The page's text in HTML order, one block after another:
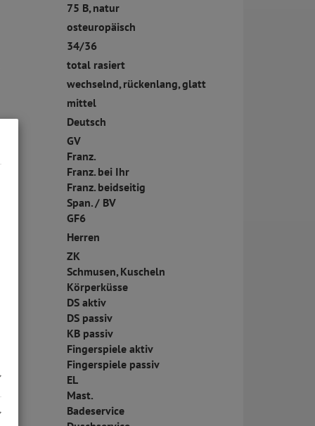
75 B, natur
osteuropäisch
34/36
total rasiert
wechselnd, rückenlang, glatt
mittel
Deutsch
GV
Franz.
Franz. bei Ihr
Franz. beidseitig
Span. / BV
GF6
Herren
ZK
Schmusen, Kuscheln
Körperküsse
DS aktiv
DS passiv
KB passiv
Fingerspiele aktiv
Fingerspiele passiv
EL
Mast.
Badeservice